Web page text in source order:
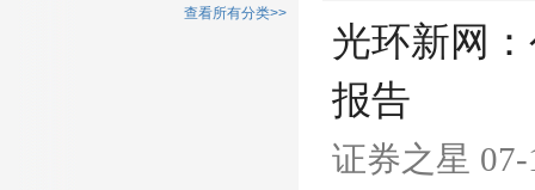
查看所有分类>>
光环新网
报告
证券之星